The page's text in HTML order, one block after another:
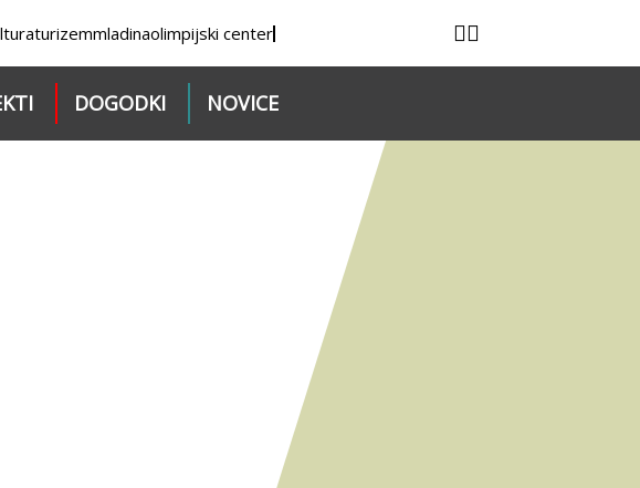
turizemmladinaolimpijski center
DOGODKI NOVICE